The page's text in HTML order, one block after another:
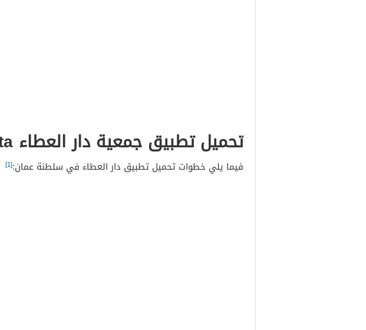
تحميل تطبيق جمعية دار العطاء Dar Al Atta
فيما يلي خطوات تحميل تطبيق دار العطاء في سلطنة عمان:[1]